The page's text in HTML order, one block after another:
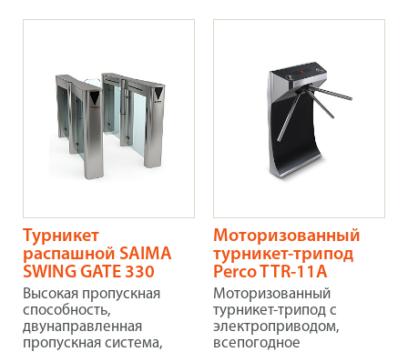
Турникет
распашной SAIMA
SWING GATE 330
Высокая пропускная
способность,
двунаправленная
пропускная система,
Моторизованный
турникет-трипод
Perco TTR-11А
Моторизованный
турникет-трипод с
электроприводом,
всепогодное